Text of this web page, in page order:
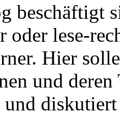
beschäftigt
oder lese-
Hier
und